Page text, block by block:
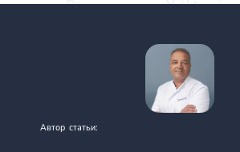
Автор статьи: